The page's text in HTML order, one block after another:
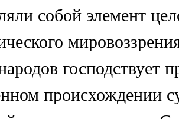
собой элемент
господствует
происхождении